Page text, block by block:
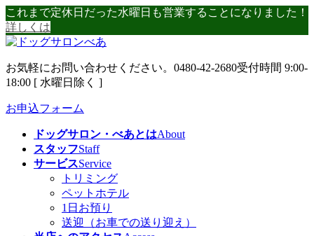
コ
ン
テ
ツ
へ
キ
ナ
ビ
ゲ
シ
ョ
に
これまで定休日だった水曜日も営業することになりました！
詳しくは
お気軽にお問い合わせください。 0480-42-2680受付時間 9:00-
18:00 [ 水曜日除く ]
お申込フォーム
ドッグサロン・べあとはAbout
スタッフStaff
サービスService
トリミング
ペットホテル
1日お預り
送迎（お車での送り迎え）